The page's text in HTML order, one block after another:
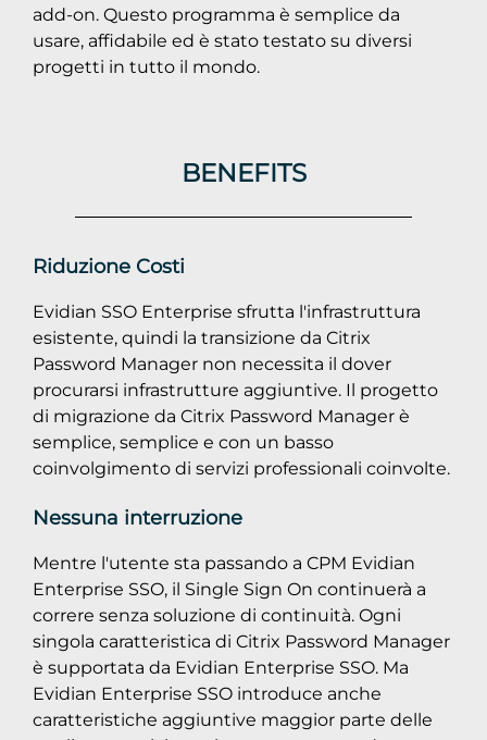
add-on. Questo programma è semplice da
usare, affidabile ed è stato testato su diversi
progetti in tutto il mondo.
BENEFITS
Riduzione Costi
Evidian SSO Enterprise sfrutta l'infrastruttura
esistente, quindi la transizione da Citrix
Password Manager non necessita il dover
procurarsi infrastrutture aggiuntive. Il progetto
di migrazione da Citrix Password Manager è
semplice, semplice e con un basso
coinvolgimento di servizi professionali coinvolte.
Nessuna interruzione
Mentre l'utente sta passando a CPM Evidian
Enterprise SSO, il Single Sign On continuerà a
correre senza soluzione di continuità. Ogni
singola caratteristica di Citrix Password Manager
è supportata da Evidian Enterprise SSO. Ma
Evidian Enterprise SSO introduce anche
caratteristiche aggiuntive maggior parte delle